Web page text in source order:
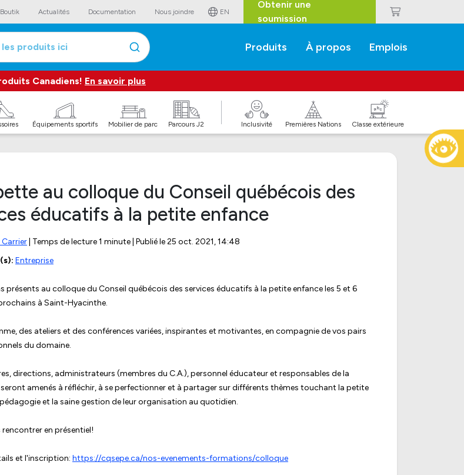
Boutik Actualités Documentation Nous joindre EN
Obtenir une
soumission
produits ici Produits À propos Emplois
Canadiens! En savoir plus
Équipements sportifs Mobilier de parc Parcours J2 Inclusivité Premières Nations Classe extérieure
au colloque du Conseil québécois des
éducatifs à la petite enfance
| Temps de lecture 1 minute | Publié le25 oct. 2021, 14:48
Entreprise
présents au colloque du Conseil québécois des services éducatifs à la petite enfance les 5 et 6
à Saint-Hyacinthe.
des ateliers et des conférences variées, inspirantes et motivantes, en compagnie de vos pairs
du domaine.
directions, administrateurs (membres du C.A.), personnel éducateur et responsables de la
amenés à réfléchir, à se perfectionner et à partager sur différents thèmes touchant la petite
et la saine gestion de leur organisation au quotidien.
rencontrer en présentiel!
et l'inscription: https://cqsepe.ca/nos-evenements-formations/colloque